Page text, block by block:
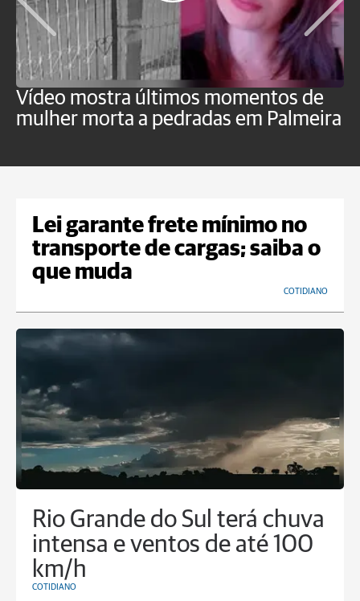
Vídeo mostra últimos momentos de
mulher morta a pedradas em Palmeira
Lei garante frete mínimo no
transporte de cargas; saiba o
que muda
COTIDIANO
Rio Grande do Sul terá chuva
intensa e ventos de até 100
km/h
COTIDIANO